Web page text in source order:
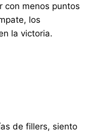
con menos puntos
los
la victoria.
de fillers, siento